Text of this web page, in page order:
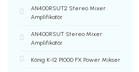
AN400RSUT2 Stereo Mixer
Amplifikatör
AN400RSUT Stereo Mixer
Amplifikatör
König K-12 P1000 FX Power Mikser